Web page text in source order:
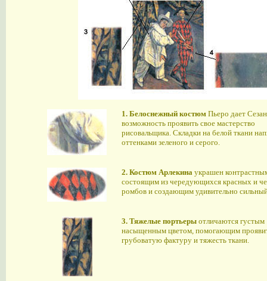
1. Белоснежный костюм Пьеро дает
возможность проявить свое мастерство
рисовальщика. Складки на белой ткани
оттенками зеленого и серого.
2. Костюм Арлекина украшен
состоящим из чередующихся красных и
ромбов и создающим удивительно
3. Тяжелые портьеры отличаются густым
насыщенным цветом, помогающим
грубоватую фактуру и тяжесть ткани.